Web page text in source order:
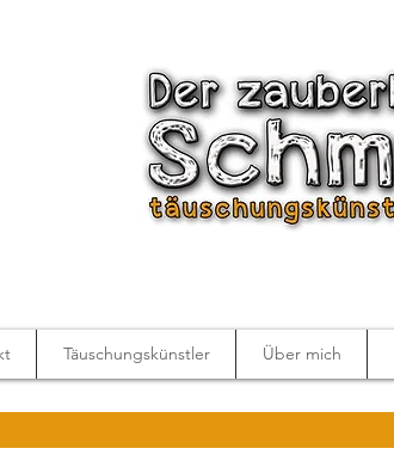
Täuschungskünstler Über mich